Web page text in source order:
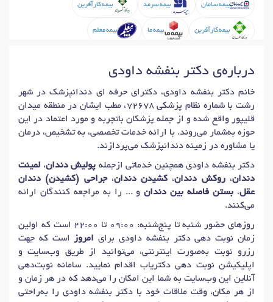
دکترصاف کردن دنداندر رشت
دکتر جرم گیری (بروساژ) دنداندر رشت دکترلیزر دندانپزشکی
دکتر پرکردن دنداندر رشت دکتر روکش زیرکونیوم دندان
دکتر دندان درددر رشت دکتردندان قروچه (بروکسیسم)در رشت
دکتر دندانپزشکی ترمیمیدر رشت
دکتر پروتزهای دندانی (پروستودانتیکس) در رشت
دکترکامپوزیت دندان (ونیر)در رشت دکترعصب کشی دندان
دکترپیوند استخوان ایمپلنت های دندانیدر رشت
دکتر ایمپلنت دندان دکتر افزایش طول تاج دنداندر رشت
دکتردندان نهفته
دکترایمپلنت فوری و دیجیتال دنداندر رشت
دکتر دندانپزشکی تحت بیهوشی در رشت
بیمه سامان بیمه سرمد بیمه کارآفرین
بیمه کارآفرین بیمه ما بیمه معلم
درباره‌ی دکتر بنفشه داودی
خانم دکتر بنفشه داودی، دکترای حرفه ای دندانپزشک در شهر
رشت با شماره نظام پزشکی 72678، مطب ایشان در منطقه میدان
قلیپور واقع شده و از جمله پزشکان باتجربه و مورد اعتماد در این
حوزه به‌شمار می‌روند. با ارائه خدمات تخصصی، به تشخیص، درمان
یا مشاوره در زمینه دندانپزشک می‌پردازند.
دکتر بنفشه داودی همچنین خدماتی ازجمله پولیش دندان، لمینت
دندان،روکش دندان، کشیدن دندان،جراحی (کشیدن) دندان
عقل، بستن فاصله بین دندانو ... را به مراجعه کنندگان ارائه
می‌کنند.
روزهای حضور شنبه تا پنج‌شنبه: 09:00 تا 22:00 است که اولین
زمان نوبت دهی دکتر بنفشه داودی برای امروز
است که جهت
رزرو نوبت به‌صورت اینترنتی، می‌توانید از طریق وب‌سایت و
اپلیکیشن نوبت دهی دکتریاب اقدام نمایید. سامانه نوبت‌دهی
آنلاین این وب‌سایت به شما این امکان را می‌دهد که در هر زمان و
از هر مکان، وقت ملاقات خود با دکتر بنفشه داودی را به‌راحتی